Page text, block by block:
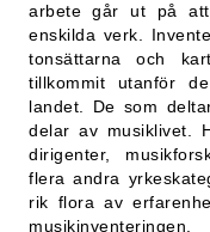
arbete går ut på att
enskilda verk.
tonsättarna och
tillkommit utanför
landet. De som
delar av musiklivet.
dirigenter,
flera andra
rik flora av
musikinventeringen.